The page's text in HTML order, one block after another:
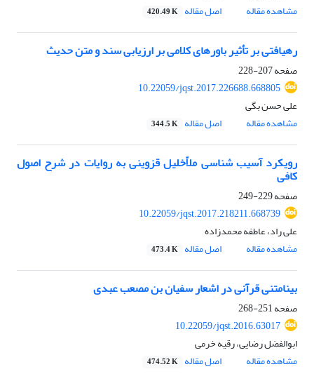
مشاهده مقاله
اصل مقاله 420.49 K
رهیافتی بر تأثیر باورهای کلامی بر ارزیابی سند و متن حدیث
صفحه207-228
10.22059/jqst.2017.226688.668805
علی حسن بگی
مشاهده مقاله
اصل مقاله 344.5 K
رویکرد آسیب شناسی ملاّخلیل قزوینی به روایات در شرح اصول
کافی
صفحه229-249
10.22059/jqst.2017.218211.668739
علی راد، عاطفه محمدزاده
مشاهده مقاله
اصل مقاله 473.4 K
بینامتنی قرآنی در اشعار سفیان بن مصعب عبدی
صفحه251-268
10.22059/jqst.2016.63017
ابوالفضل رضایی، رقیه خرمی
مشاهده مقاله
اصل مقاله 474.52 K